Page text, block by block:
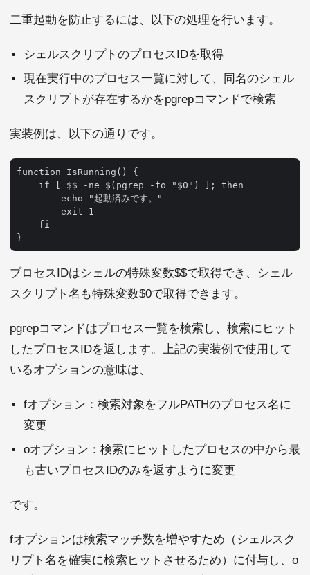
二重起動を防止するには、以下の処理を行います。
シェルスクリプトのプロセスIDを取得
現在実行中のプロセス一覧に対して、同名のシェル
スクリプトが存在するかをpgrepコマンドで検索
実装例は、以下の通りです。
function IsRunning() {
    if [ $$ -ne $(pgrep -fo "$0") ]; then
        echo "起動済みです。"
        exit 1
    fi
プロセスIDはシェルの特殊変数$$で取得でき、シェル
スクリプト名も特殊変数$0で取得できます。
pgrepコマンドはプロセス一覧を検索し、検索にヒット
したプロセスIDを返します。上記の実装例で使用して
いるオプションの意味は、
fオプション：検索対象をフルPATHのプロセス名に
変更
oオプション：検索にヒットしたプロセスの中から最
も古いプロセスIDのみを返すように変更
です。
fオプションは検索マッチ数を増やすため（シェルスク
リプト名を確実に検索ヒットさせるため）に付与し、o